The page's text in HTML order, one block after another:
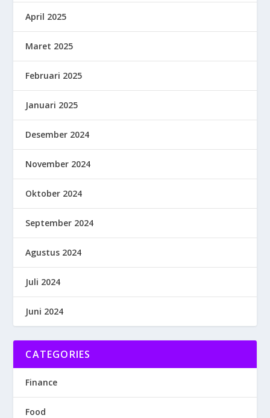
April 2025
Maret 2025
Februari 2025
Januari 2025
Desember 2024
November 2024
Oktober 2024
September 2024
Agustus 2024
Juli 2024
Juni 2024
CATEGORIES
Finance
Food